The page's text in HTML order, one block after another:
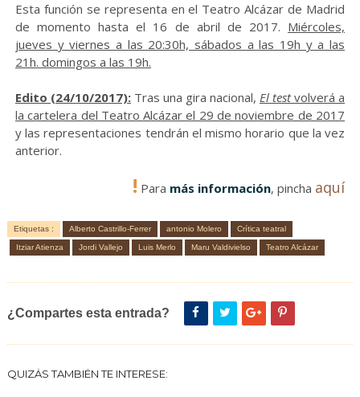
Esta función se representa en el Teatro Alcázar de Madrid
de momento hasta el 16 de abril de 2017. Miércoles,
jueves y viernes a las 20:30h, sábados a las 19h y a las
21h. domingos a las 19h.
Edito (24/10/2017):Tras una gira nacional,El testvolverá a
la cartelera del Teatro Alcázar el 29 de noviembre de 2017
y las representaciones tendrán el mismo horario que la vez
anterior.
! Para más información, pincha aquí
Etiquetas : Alberto Castrillo-Ferrer antonio Molero Crítica teatral
Itziar Atienza Jordi Vallejo Luis Merlo Maru Valdivielso Teatro Alcázar
¿Compartes esta entrada?
QUIZÁS TAMBIÉN TE INTERESE: